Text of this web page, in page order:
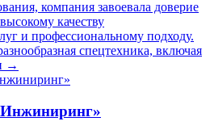
компания завоевала доверие
качеству
и профессиональному подходу.
спецтехника, включая
→